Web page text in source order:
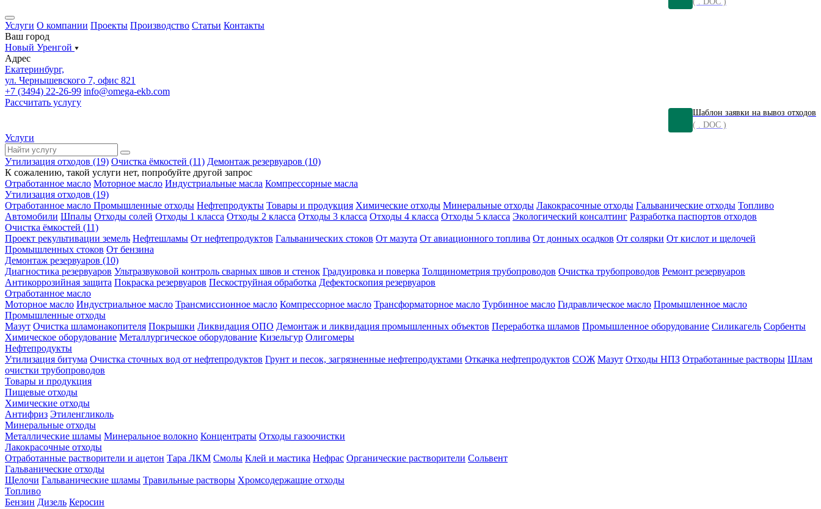
Услуги О компании Проекты Производство Статьи Контакты
Ваш город
Новый Уренгой
Адрес
Екатеринбург,
ул. Чернышевского 7, офис 821
+7 (3494) 22-26-99 info@omega-ekb.com
Рассчитать услугу
Шаблон заявки на вывоз отходов
( . DOC )
Услуги
Утилизация отходов (19) Очистка ёмкостей (11) Демонтаж резервуаров (10)
К сожалению, такой услуги нет, попробуйте другой запрос
Отработанное масло Моторное масло Индустриальные масла Компрессорные масла
Утилизация отходов (19)
Отработанное масло Промышленные отходы Нефтепродукты Товары и продукция Химические отходы Минеральные отходы Лакокрасочные отходы Гальванические отходы Топливо
Автомобили Шпалы Отходы солей Отходы 1 класса Отходы 2 класса Отходы 3 класса Отходы 4 класса Отходы 5 класса Экологический консалтинг Разработка паспортов отходов
Очистка ёмкостей (11)
Проект рекультивации земель Нефтешламы От нефтепродуктов Гальванических стоков От мазута От авиационного топлива От донных осадков От солярки От кислот и щелочей
Промышленных стоков От бензина
Демонтаж резервуаров (10)
Диагностика резервуаров Ультразвуковой контроль сварных швов и стенок Градуировка и поверка Толщинометрия трубопроводов Очистка трубопроводов Ремонт резервуаров
Антикоррозийная защита Покраска резервуаров Пескоструйная обработка Дефектоскопия резервуаров
Отработанное масло
Моторное масло Индустриальное масло Трансмиссионное масло Компрессорное масло Трансформаторное масло Турбинное масло Гидравлическое масло Промышленное масло
Промышленные отходы
Мазут Очистка шламонакопителя Покрышки Ликвидация ОПО Демонтаж и ликвидация промышленных объектов Переработка шламов Промышленное оборудование Силикагель Сорбенты
Химическое оборудование Металлургическое оборудование Кизельгур Олигомеры
Нефтепродукты
Утилизация битума Очистка сточных вод от нефтепродуктов Грунт и песок, загрязненные нефтепродуктами Откачка нефтепродуктов СОЖ Мазут Отходы НПЗ Отработанные растворы Шлам
очистки трубопроводов
Товары и продукция
Пищевые отходы
Химические отходы
Антифриз Этиленгликоль
Минеральные отходы
Металлические шламы Минеральное волокно Концентраты Отходы газоочистки
Лакокрасочные отходы
Отработанные растворители и ацетон Тара ЛКМ Смолы Клей и мастика Нефрас Органические растворители Сольвент
Гальванические отходы
Щелочи Гальванические шламы Травильные растворы Хромсодержащие отходы
Топливо
Бензин Дизель Керосин